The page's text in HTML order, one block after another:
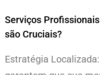
Serviços
são Cruciais?
Estratégia